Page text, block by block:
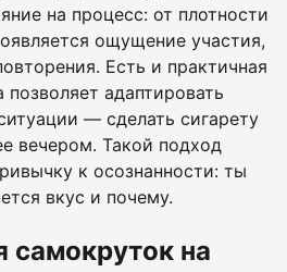
на процесс: от плотности
ощущение участия,
Есть и практичная
адаптировать
— сделать сигарету
вечером. Такой подход
к осознанности: ты
вкус и почему.
самокруток на